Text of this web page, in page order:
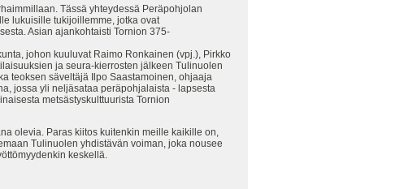
Tässä yhteydessä Peräpohjolan
lukuisille tukijoillemme, jotka ovat
Asian ajankohtaisti Tornion 375-
johon kuuluvat Raimo Ronkainen (vpj.), Pirkko
ja seura-kierrosten jälkeen Tulinuolen
teoksen säveltäjä Ilpo Saastamoinen, ohjaaja
jossa yli neljäsataa peräpohjalaista - lapsesta
metsästyskulttuurista Tornion
olevia. Paras kiitos kuitenkin meille kaikille on,
Tulinuolen yhdistävän voiman, joka nousee
keskellä.